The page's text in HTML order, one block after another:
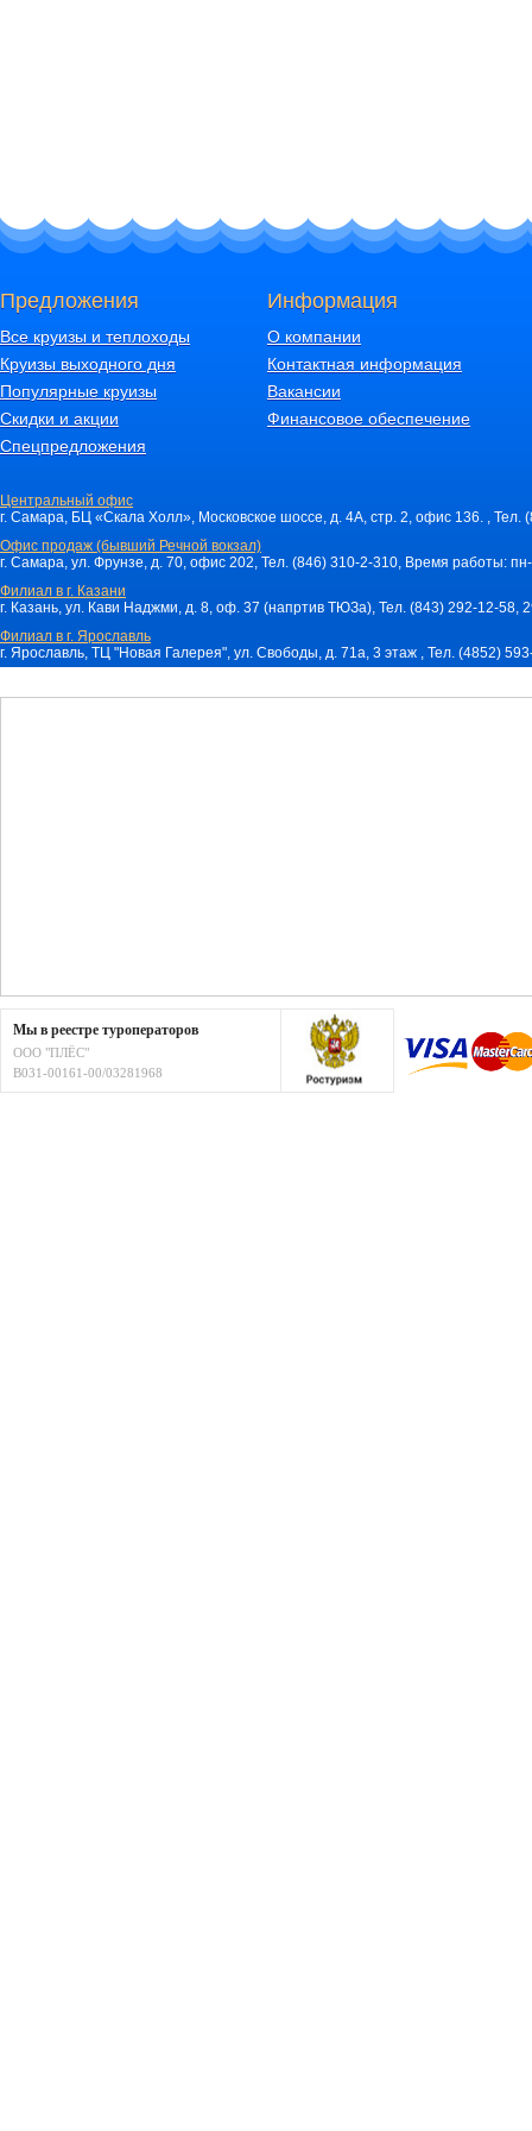
Предложения
Все круизы и теплоходы
Круизы выходного дня
Популярные круизы
Скидки и акции
Спецпредложения
Информация
О компании
Контактная информация
Вакансии
Финансовое обеспечение
Центральный офис
г. Самара, БЦ «Скала Холл», Московское шоссе, д. 4А, стр. 2, офис 136. ,
Офис продаж (бывший Речной вокзал)
г. Самара, ул. Фрунзе, д. 70, офис 202, Тел. (846) 310-2-310, Время работы:
Филиал в г. Казани
г. Казань, ул. Кави Наджми, д. 8, оф. 37 (напртив ТЮЗа), Тел. (843) 292-12-
Филиал в г. Ярославль
г. Ярославль, ТЦ "Новая Галерея", ул. Свободы, д. 71a, 3 этаж , Тел. (4852)
Мы в реестре туроператоров
ООО "ПЛЁС"
В031-00161-00/03281968